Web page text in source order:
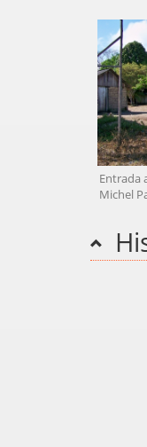
Entrada
Michel